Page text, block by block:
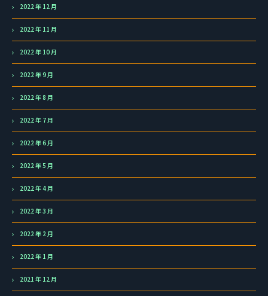
2022 年 12 月
2022 年 11 月
2022 年 10 月
2022 年 9 月
2022 年 8 月
2022 年 7 月
2022 年 6 月
2022 年 5 月
2022 年 4 月
2022 年 3 月
2022 年 2 月
2022 年 1 月
2021 年 12 月